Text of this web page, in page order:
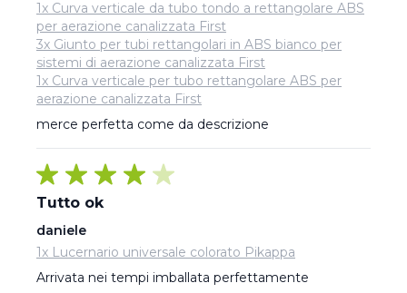
1x Curva verticale da tubo tondo a rettangolare ABS
per aerazione canalizzata First
3x Giunto per tubi rettangolari in ABS bianco per
sistemi di aerazione canalizzata First
1x Curva verticale per tubo rettangolare ABS per
aerazione canalizzata First
merce perfetta come da descrizione
Tutto ok
daniele
1x Lucernario universale colorato Pikappa
Arrivata nei tempi imballata perfettamente